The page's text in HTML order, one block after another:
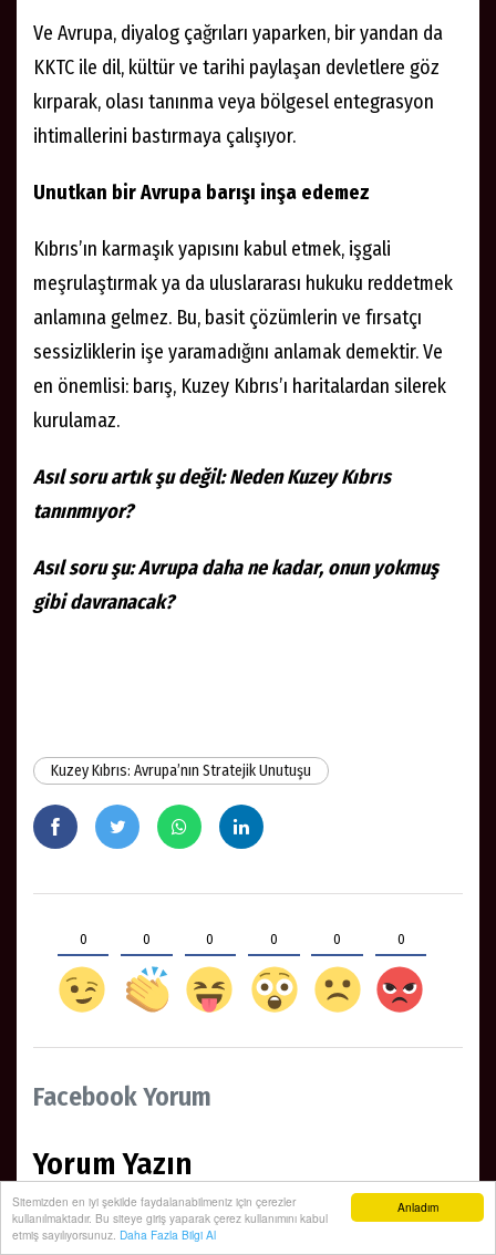
Anladım
Sitemizden en iyi şekilde faydalanabilmeniz için çerezler
kullanılmaktadır. Bu siteye giriş yaparak çerez kullanımını kabul
etmiş sayılıyorsunuz. Daha Fazla Bilgi Al
Ve Avrupa, diyalog çağrıları yaparken, bir yandan da
KKTC ile dil, kültür ve tarihi paylaşan devletlere göz
kırparak, olası tanınma veya bölgesel entegrasyon
ihtimallerini bastırmaya çalışıyor.
Unutkan bir Avrupa barışı inşa edemez
Kıbrıs’ın karmaşık yapısını kabul etmek, işgali
meşrulaştırmak ya da uluslararası hukuku reddetmek
anlamına gelmez. Bu, basit çözümlerin ve fırsatçı
sessizliklerin işe yaramadığını anlamak demektir. Ve
en önemlisi: barış, Kuzey Kıbrıs’ı haritalardan silerek
kurulamaz.
Asıl soru artık şu değil: Neden Kuzey Kıbrıs
tanınmıyor?
Asıl soru şu: Avrupa daha ne kadar, onun yokmuş
gibi davranacak?
Kuzey Kıbrıs: Avrupa’nın Stratejik Unutuşu
0 0 0 0 0 0
Facebook Yorum
Yorum Yazın